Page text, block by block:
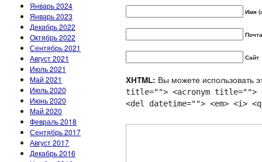
Январь 2024
Январь 2023
Декабрь 2022
Октябрь 2022
Сентябрь 2021
Август 2021
Июль 2021
Май 2021
Июль 2020
Июнь 2020
Май 2020
Февраль 2018
Сентябрь 2017
Август 2017
Декабрь 2016
Имя
Сайт
XHTML: Вы можете использовать
title=""> <acronym title="">
<del datetime=""> <em> <i>